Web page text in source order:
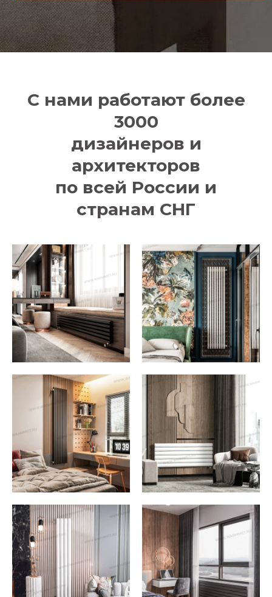
С нами работают более
3000
дизайнеров и
архитекторов
по всей России и
странам СНГ